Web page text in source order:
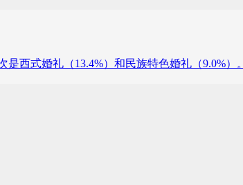
西式婚礼（13.4%）和民族特色婚礼（9.0%）。